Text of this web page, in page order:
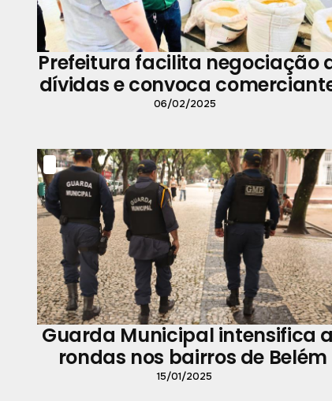
Prefeitura facilita negociação
dívidas e convoca
para recadastramento
06/02/2025
Guarda Municipal intensifica
rondas nos bairros de Belém
15/01/2025